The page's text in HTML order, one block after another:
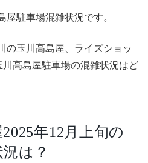
駐車場混雑状況です。
の玉川高島屋、ライズショッ
高島屋駐車場の混雑状況はど
年12月上旬の
は？